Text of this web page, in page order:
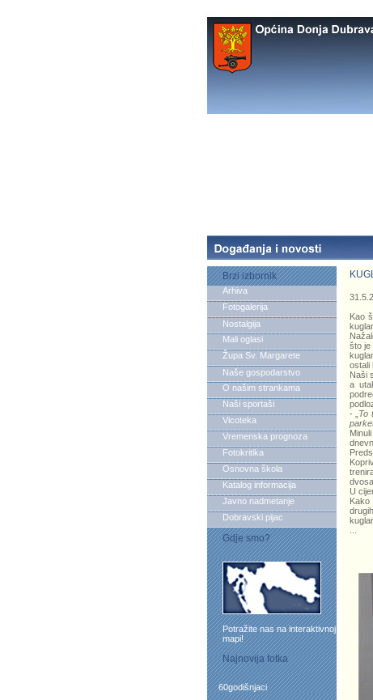
Brzi izbornik
Arhiva
Fotogalerija
Nostalgija
Mali oglasi
Župa Sv. Margarete
Naše gospodarstvo
O našim strankama
Naši sportaši
Vicoteka
Vremenska prognoza
Fotokritika
Osnovna škola
Katalog informacija
Javno nadmetanje
Dobravski pijac
Gdje smo?
Potražite nas na interaktivnoj
mapi!
Najnovija fotka
60godišnjaci
Kao
što je
ostali
Naši
a
- „ To
U
Kako